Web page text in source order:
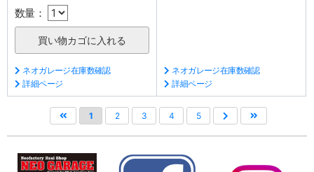
数量：
ネオガレージ在庫数確認
詳細ページ
ネオガレージ在庫数確認
詳細ページ
1 2 3 4 5